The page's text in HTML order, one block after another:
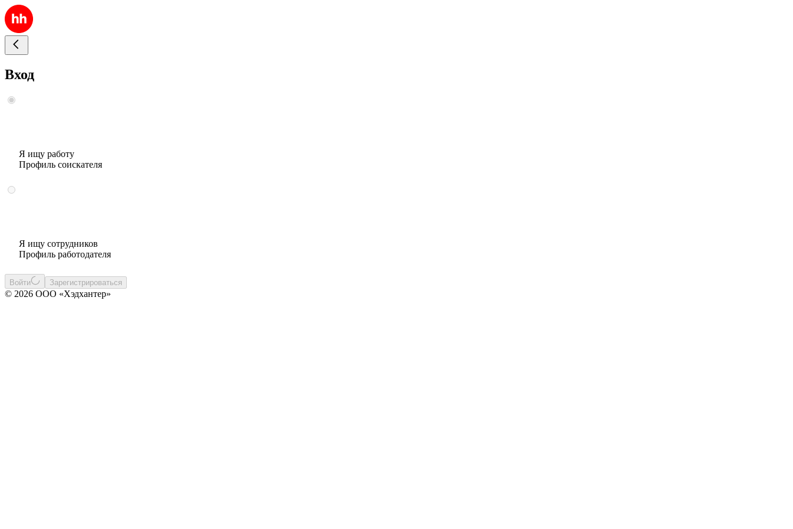
Вход
Я ищу работу
Профиль соискателя
Я ищу сотрудников
Профиль работодателя
Войти Зарегистрироваться
© 2026 ООО «Хэдхантер»